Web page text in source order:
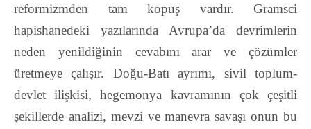
reformizmden tam kopuş vardır. Gramsci
hapishanedeki yazılarında Avrupa’da devrimlerin
neden yenildiğinin cevabını arar ve çözümler
üretmeye çalışır. Doğu-Batı ayrımı, sivil toplum-
devlet ilişkisi, hegemonya kavramının çok çeşitli
şekillerde analizi, mevzi ve manevra savaşı onun bu